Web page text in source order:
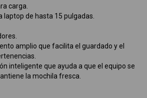
carga.
de hasta 15 pulgadas.
amplio que facilita el guardado y el
inteligente que ayuda a que el equipo se
la mochila fresca.